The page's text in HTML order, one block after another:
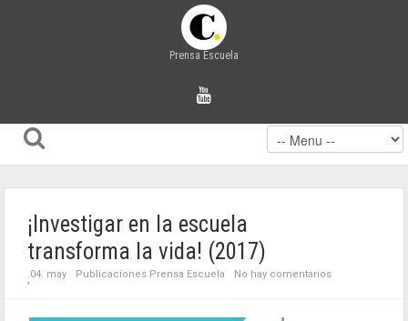
Prensa Escuela
¡Investigar en la escuela
transforma la vida! (2017)
;04. may Publicaciones Prensa Escuela No hay comentarios